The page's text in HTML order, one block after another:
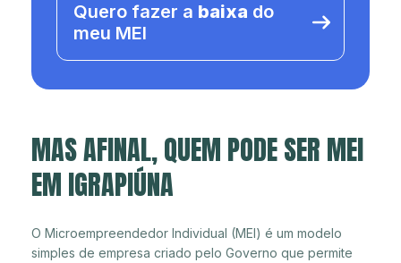
Quero fazer a baixa do
meu MEI
MAS AFINAL, QUEM PODE SER MEI
EM IGRAPIÚNA
O Microempreendedor Individual (MEI) é um modelo
simples de empresa criado pelo Governo que permite